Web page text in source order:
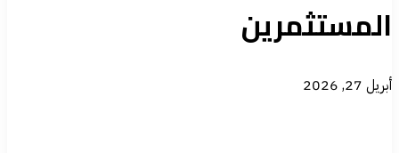
المستثمرين
أبريل 27, 2026